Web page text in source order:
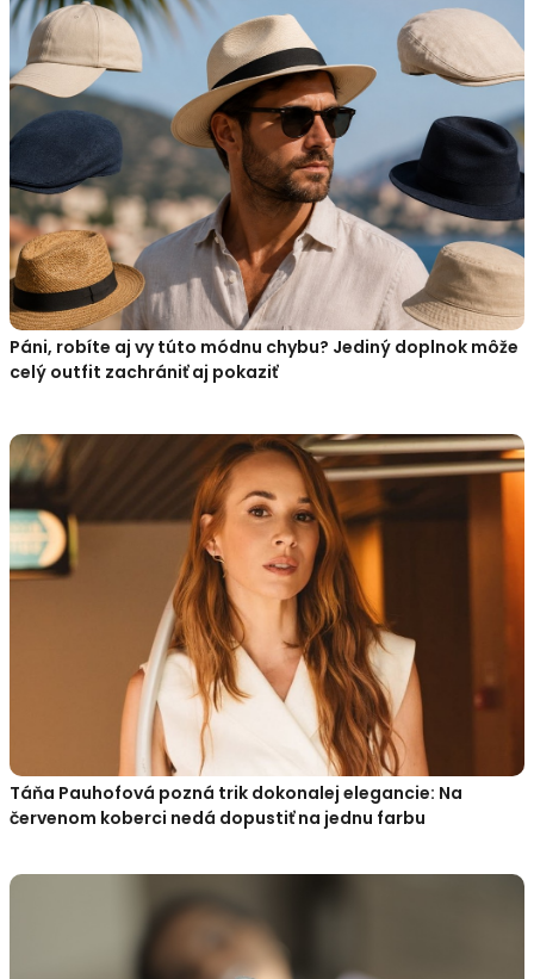
Páni, robíte aj vy túto módnu chybu? Jediný doplnok môže
celý outfit zachrániť aj pokaziť
Táňa Pauhofová pozná trik dokonalej elegancie: Na
červenom koberci nedá dopustiť na jednu farbu